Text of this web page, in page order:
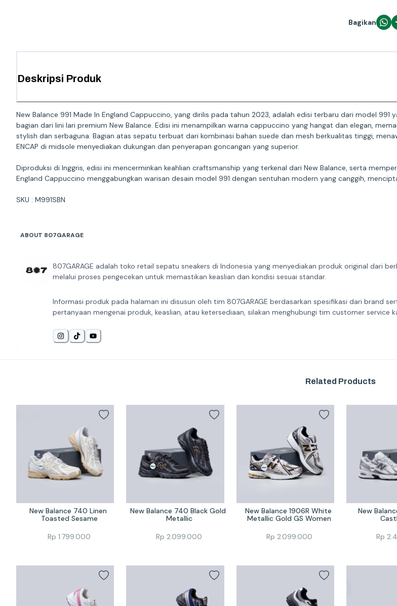
Bagikan
Deskripsi Produk
New Balance 991 Made In England Cappuccino, yang dirilis pada tahun 2023, adalah edisi terbaru dari model
bagian dari lini lari premium New Balance. Edisi ini menampilkan warna cappuccino yang hangat dan elegan,
stylish dan serbaguna. Bagian atas sepatu terbuat dari kombinasi bahan suede dan mesh berkualitas tinggi,
ENCAP di midsole menyediakan dukungan dan penyerapan goncangan yang superior.
Diproduksi di Inggris, edisi ini mencerminkan keahlian craftsmanship yang terkenal dari New Balance, serta
England Cappuccino menggabungkan warisan desain model 991 dengan sentuhan modern yang canggih,
SKU : M991SBN
ABOUT 807GARAGE
807GARAGE adalah toko retail sepatu sneakers di Indonesia yang menyediakan produk original dari
melalui proses pengecekan untuk memastikan keaslian dan kondisi sesuai standar.
Informasi produk pada halaman ini disusun oleh tim 807GARAGE berdasarkan spesifikasi dari brand
pertanyaan mengenai produk, keaslian, atau ketersediaan, silakan menghubungi tim customer service
Related Products
New Balance 740 Linen
Toasted Sesame
Rp1.799.000
New Balance 740 Black Gold
Metallic
Rp 2.099.000
New Balance 1906R White
Metallic Gold GS Women
Rp 2.099.000
New
Rp